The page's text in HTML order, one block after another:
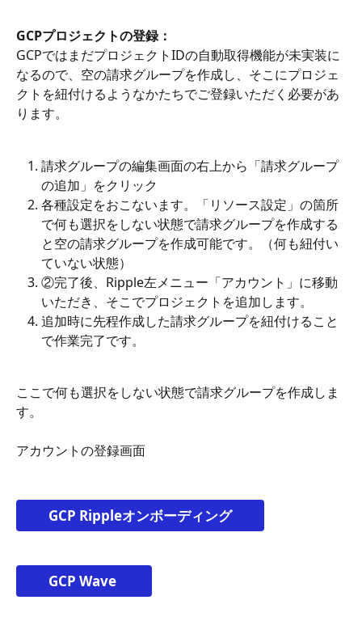
GCPプロジェクトの登録：
GCPではまだプロジェクトIDの自動取得機能が未実装に
なるので、空の請求グループを作成し、そこにプロジェ
クトを紐付けるようなかたちでご登録いただく必要があ
ります。
請求グループの編集画面の右上から「請求グループ
の追加」をクリック
各種設定をおこないます。「リソース設定」の箇所
で何も選択をしない状態で請求グループを作成する
と空の請求グループを作成可能です。（何も紐付い
ていない状態）
②完了後、Ripple左メニュー「アカウント」に移動
いただき、そこでプロジェクトを追加します。
追加時に先程作成した請求グループを紐付けること
で作業完了です。
ここで何も選択をしない状態で請求グループを作成しま
す。
アカウントの登録画面
GCP Rippleオンボーディング
GCP Wave